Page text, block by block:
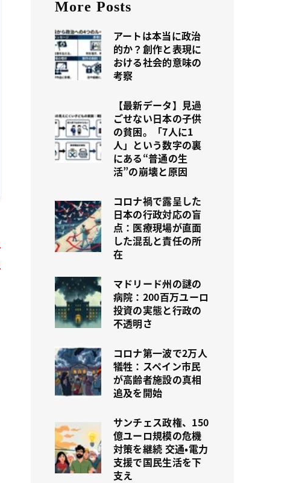
More Posts
アートは本当に政治
的か？創作と表現に
おける社会的意味の
考察
【最新データ】見過
ごせない日本の子供
の貧困。「7人に1
人」という数字の裏
にある“普通の生
活”の崩壊と原因
コロナ禍で露呈した
日本の行政対応の盲
点：医療現場が直面
した混乱と責任の所
在
マドリード州の謎の
病院：200百万ユーロ
投資の実態と行政の
不透明さ
コロナ第一波で2万人
犠牲：スペイン市民
が高齢者施設の真相
追及を開始
サンチェス政権、150
億ユーロ規模の危機
対策を継続 交通・電力
支援で国民生活を下
支え